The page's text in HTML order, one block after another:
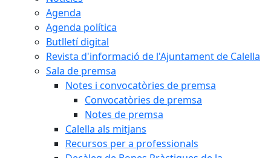
Agenda
Agenda política
Butlletí digital
Revista d'informació de l'Ajuntament de Calella
Sala de premsa
Notes i convocatòries de premsa
Convocatòries de premsa
Notes de premsa
Calella als mitjans
Recursos per a professionals